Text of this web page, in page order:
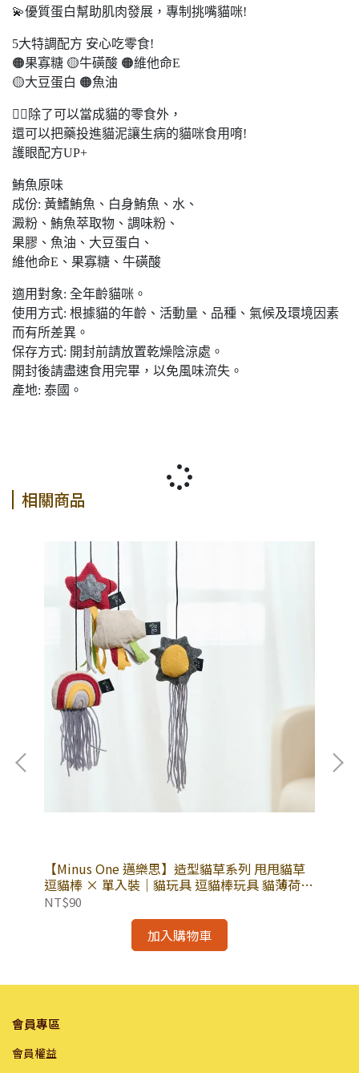
💫優質蛋白幫助肌肉發展，專制挑嘴貓咪!
5大特調配方 安心吃零食!
🟠果寡糖 🟡牛磺酸 🟠維他命E
🟡大豆蛋白 🟠魚油
👩‍⚕️除了可以當成貓的零食外，
還可以把藥投進貓泥讓生病的貓咪食用唷!
護眼配方UP+
鮪魚原味
成份: 黃鰭鮪魚、白身鮪魚、水、
澱粉、鮪魚萃取物、調味粉、
果膠、魚油、大豆蛋白、
維他命E、果寡糖、牛磺酸
適用對象: 全年齡貓咪。
使用方式: 根據貓的年齡、活動量、品種、氣候及環境因素
而有所差異。
保存方式: 開封前請放置乾燥陰涼處。
開封後請盡速食用完畢，以免風味流失。
產地: 泰國。
相關商品
【Minus One 邁樂思】造型貓草系列 甩甩貓草
逗貓棒 × 單入裝｜貓玩具 逗貓棒玩具 貓薄荷
寵物貓玩具｜造型貓草系列
NT$90
加入購物車
會員專區
會員權益